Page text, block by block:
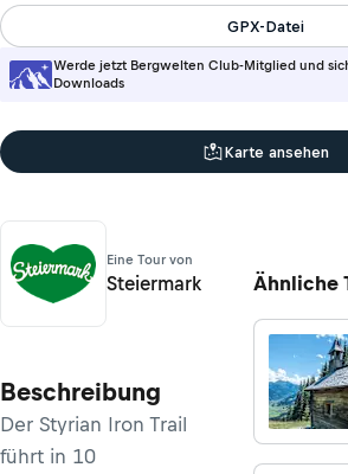
Werde jetzt Bergwelten Club-Mitglied und
Downloads
GPX-Datei
Karte ansehen
Eine Tour von
Steiermark
Beschreibung
Der Styrian Iron Trail
führt in 10
Ähnliche